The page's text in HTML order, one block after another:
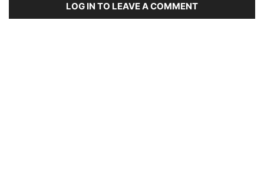
LOG IN TO LEAVE A COMMENT